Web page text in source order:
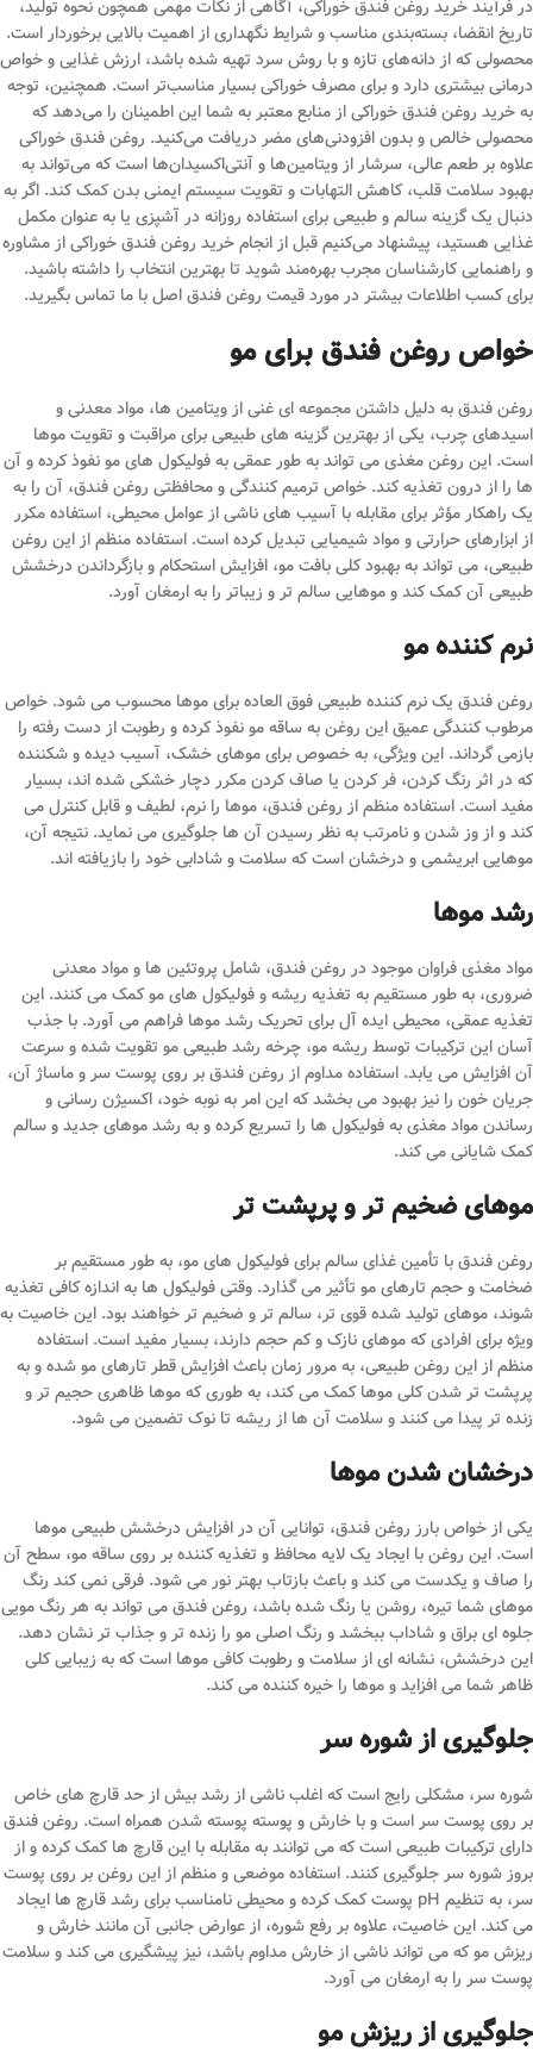
در فرآیند خرید روغن فندق خوراکی، آگاهی از نکات مهمی همچون نحوه تولید،
تاریخ انقضا، بسته‌بندی مناسب و شرایط نگهداری از اهمیت بالایی برخوردار است.
محصولی که از دانه‌های تازه و با روش سرد تهیه شده باشد، ارزش غذایی و خواص
درمانی بیشتری دارد و برای مصرف خوراکی بسیار مناسب‌تر است. همچنین، توجه
به خرید روغن فندق خوراکی از منابع معتبر به شما این اطمینان را می‌دهد که
محصولی خالص و بدون افزودنی‌های مضر دریافت می‌کنید. روغن فندق خوراکی
علاوه بر طعم عالی، سرشار از ویتامین‌ها و آنتی‌اکسیدان‌ها است که می‌تواند به
بهبود سلامت قلب، کاهش التهابات و تقویت سیستم ایمنی بدن کمک کند. اگر به
دنبال یک گزینه سالم و طبیعی برای استفاده روزانه در آشپزی یا به عنوان مکمل
غذایی هستید، پیشنهاد می‌کنیم قبل از انجام خرید روغن فندق خوراکی از مشاوره
و راهنمایی کارشناسان مجرب بهره‌مند شوید تا بهترین انتخاب را داشته باشید.
برای کسب اطلاعات بیشتر در مورد قیمت روغن فندق اصل با ما تماس بگیرید.
خواص روغن فندق برای مو
روغن فندق به دلیل داشتن مجموعه ای غنی از ویتامین ها، مواد معدنی و
اسیدهای چرب، یکی از بهترین گزینه های طبیعی برای مراقبت و تقویت موها
است. این روغن مغذی می تواند به طور عمقی به فولیکول های مو نفوذ کرده و آن
ها را از درون تغذیه کند. خواص ترمیم کنندگی و محافظتی روغن فندق، آن را به
یک راهکار مؤثر برای مقابله با آسیب های ناشی از عوامل محیطی، استفاده مکرر
از ابزارهای حرارتی و مواد شیمیایی تبدیل کرده است. استفاده منظم از این روغن
طبیعی، می تواند به بهبود کلی بافت مو، افزایش استحکام و بازگرداندن درخشش
طبیعی آن کمک کند و موهایی سالم تر و زیباتر را به ارمغان آورد.
نرم کننده مو
روغن فندق یک نرم کننده طبیعی فوق العاده برای موها محسوب می شود. خواص
مرطوب کنندگی عمیق این روغن به ساقه مو نفوذ کرده و رطوبت از دست رفته را
بازمی گرداند. این ویژگی، به خصوص برای موهای خشک، آسیب دیده و شکننده
که در اثر رنگ کردن، فر کردن یا صاف کردن مکرر دچار خشکی شده اند، بسیار
مفید است. استفاده منظم از روغن فندق، موها را نرم، لطیف و قابل کنترل می
کند و از وز شدن و نامرتب به نظر رسیدن آن ها جلوگیری می نماید. نتیجه آن،
موهایی ابریشمی و درخشان است که سلامت و شادابی خود را بازیافته اند.
رشد موها
مواد مغذی فراوان موجود در روغن فندق، شامل پروتئین ها و مواد معدنی
ضروری، به طور مستقیم به تغذیه ریشه و فولیکول های مو کمک می کنند. این
تغذیه عمقی، محیطی ایده آل برای تحریک رشد موها فراهم می آورد. با جذب
آسان این ترکیبات توسط ریشه مو، چرخه رشد طبیعی مو تقویت شده و سرعت
آن افزایش می یابد. استفاده مداوم از روغن فندق بر روی پوست سر و ماساژ آن،
جریان خون را نیز بهبود می بخشد که این امر به نوبه خود، اکسیژن رسانی و
رساندن مواد مغذی به فولیکول ها را تسریع کرده و به رشد موهای جدید و سالم
کمک شایانی می کند.
موهای ضخیم تر و پرپشت تر
روغن فندق با تأمین غذای سالم برای فولیکول های مو، به طور مستقیم بر
ضخامت و حجم تارهای مو تأثیر می گذارد. وقتی فولیکول ها به اندازه کافی تغذیه
شوند، موهای تولید شده قوی تر، سالم تر و ضخیم تر خواهند بود. این خاصیت به
ویژه برای افرادی که موهای نازک و کم حجم دارند، بسیار مفید است. استفاده
منظم از این روغن طبیعی، به مرور زمان باعث افزایش قطر تارهای مو شده و به
پرپشت تر شدن کلی موها کمک می کند، به طوری که موها ظاهری حجیم تر و
زنده تر پیدا می کنند و سلامت آن ها از ریشه تا نوک تضمین می شود.
درخشان شدن موها
یکی از خواص بارز روغن فندق، توانایی آن در افزایش درخشش طبیعی موها
است. این روغن با ایجاد یک لایه محافظ و تغذیه کننده بر روی ساقه مو، سطح آن
را صاف و یکدست می کند و باعث بازتاب بهتر نور می شود. فرقی نمی کند رنگ
موهای شما تیره، روشن یا رنگ شده باشد، روغن فندق می تواند به هر رنگ مویی
جلوه ای براق و شاداب ببخشد و رنگ اصلی مو را زنده تر و جذاب تر نشان دهد.
این درخشش، نشانه ای از سلامت و رطوبت کافی موها است که به زیبایی کلی
ظاهر شما می افزاید و موها را خیره کننده می کند.
جلوگیری از شوره سر
شوره سر، مشکلی رایج است که اغلب ناشی از رشد بیش از حد قارچ های خاص
بر روی پوست سر است و با خارش و پوسته پوسته شدن همراه است. روغن فندق
دارای ترکیبات طبیعی است که می توانند به مقابله با این قارچ ها کمک کرده و از
بروز شوره سر جلوگیری کنند. استفاده موضعی و منظم از این روغن بر روی پوست
سر، به تنظیم pH پوست کمک کرده و محیطی نامناسب برای رشد قارچ ها ایجاد
می کند. این خاصیت، علاوه بر رفع شوره، از عوارض جانبی آن مانند خارش و
ریزش مو که می تواند ناشی از خارش مداوم باشد، نیز پیشگیری می کند و سلامت
پوست سر را به ارمغان می آورد.
جلوگیری از ریزش مو